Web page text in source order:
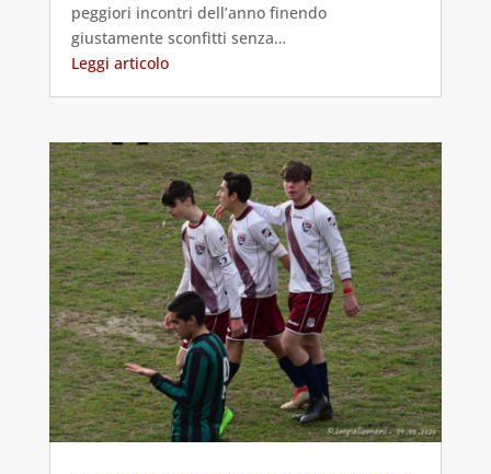
peggiori incontri dell’anno finendo
giustamente sconfitti senza…
Leggi articolo